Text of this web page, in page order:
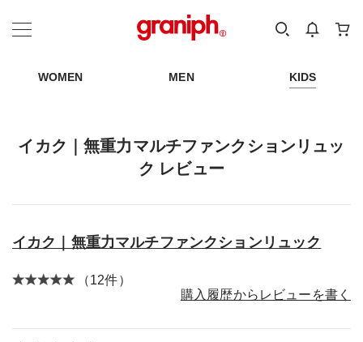
カテゴリーから探す
WOMEN MEN KIDS
イカク｜無重力マルチファンクションリュッ
ク レビュー
イカク｜無重力マルチファンクションリュック
（12件）
購入履歴からレビューを書く